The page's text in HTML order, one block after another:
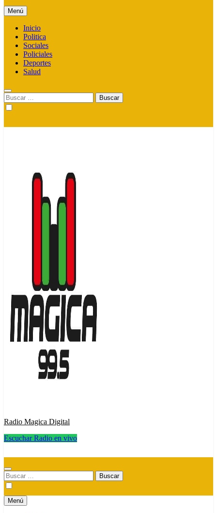
Menú
Inicio
Politica
Sociales
Policiales
Deportes
Salud
Buscar:
Radio Magica Digital
Escuchar Radio en vivo
Buscar:
Menú